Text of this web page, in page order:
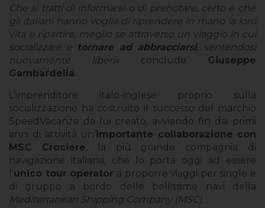
Che si tratti di informarsi o di prenotare, certo è che
gli italiani hanno voglia di riprendere in mano la loro
vita e ripartire, meglio se attraverso un viaggio in cui
socializzare e tornare ad abbracciarsi, sentendosi
nuovamente liberi» conclude Giuseppe
Gambardella.
L’imprenditore italo-inglese proprio sulla
socializzazione ha costruito il successo del marchio
SpeedVacanze da lui creato, avviando fin dai primi
anni di attività un’importante collaborazione con
MSC Crociere, la più grande compagnia di
navigazione italiana, che lo porta oggi ad essere
l’unico tour operator a proporre viaggi per single e
di gruppo a bordo delle bellissime navi della
Mediterranean Shipping Company (MSC).